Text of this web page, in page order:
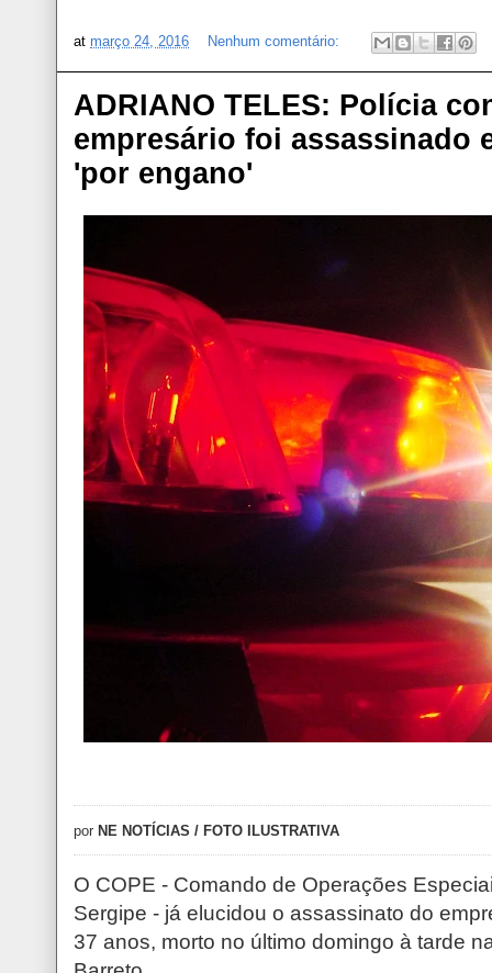
at março 24, 2016 Nenhum comentário:
ADRIANO TELES: Polícia
empresário foi assassinado
'por engano'
por NE NOTÍCIAS / FOTO ILUSTRATIVA
O COPE - Comando de Operações
Sergipe - já elucidou o assassinato do
37 anos, morto no último domingo à tarde